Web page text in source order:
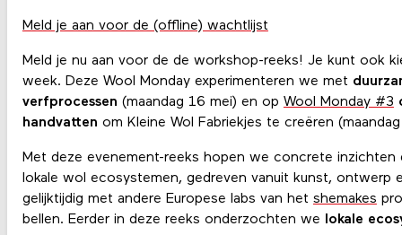
Meld je aan voor de (offline) wachtlijst
Meld je nu aan voor de de workshop-reeks! Je kunt ook
week. Deze Wool Monday experimenteren we met
verfprocessen (maandag 16 mei) en op Wool Monday #3
handvatten om Kleine Wol Fabriekjes te creëren
Met deze evenement-reeks hopen we concrete inzichten
lokale wol ecosystemen, gedreven vanuit kunst, ontwerp
gelijktijdig met andere Europese labs van het shemakes
bellen. Eerder in deze reeks onderzochten we
lokale